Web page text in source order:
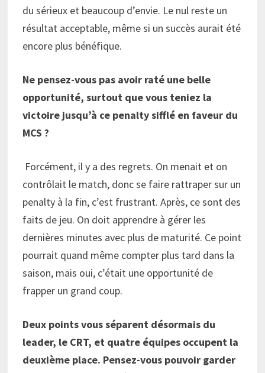
du sérieux et beaucoup d’envie. Le nul reste un
résultat acceptable, même si un succès aurait été
encore plus bénéfique.
Ne pensez-vous pas avoir raté une belle
opportunité, surtout que vous teniez la
victoire jusqu’à ce penalty sifflé en faveur du
MCS ?
Forcément, il y a des regrets. On menait et on
contrôlait le match, donc se faire rattraper sur un
penalty à la fin, c’est frustrant. Après, ce sont des
faits de jeu. On doit apprendre à gérer les
dernières minutes avec plus de maturité. Ce point
pourrait quand même compter plus tard dans la
saison, mais oui, c’était une opportunité de
frapper un grand coup.
Deux points vous séparent désormais du
leader, le CRT, et quatre équipes occupent la
deuxième place. Pensez-vous pouvoir garder